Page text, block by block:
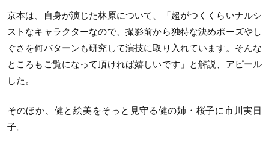
京本は、自身が演じた林原について、「超がつくくらいナルシ
ストなキャラクターなので、撮影前から独特な決めポーズやし
ぐさを何パターンも研究して演技に取り入れています。そんな
ところもご覧になって頂ければ嬉しいです」と解説、アピール
した。
そのほか、健と絵美をそっと見守る健の姉・桜子に市川実日
子。